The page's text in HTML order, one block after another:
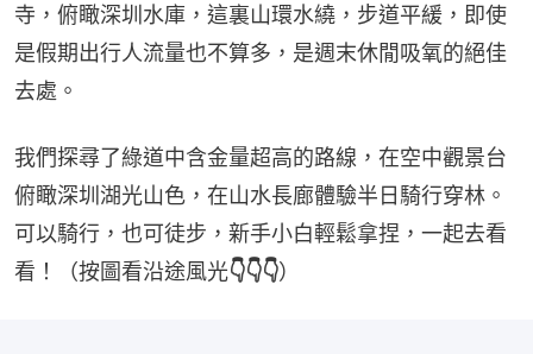
寺，俯瞰深圳水庫，這裏山環水繞，步道平緩，即使
是假期出行人流量也不算多，是週末休閒吸氧的絕佳
去處。
我們探尋了綠道中含金量超高的路線，在空中觀景台
俯瞰深圳湖光山色，在山水長廊體驗半日騎行穿林。
可以騎行，也可徒步，新手小白輕鬆拿捏，一起去看
看！（按圖看沿途風光👇👇👇）